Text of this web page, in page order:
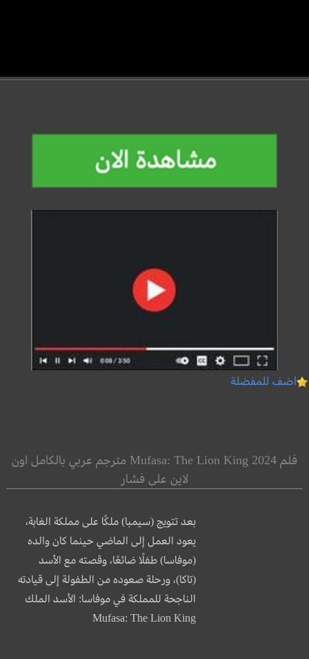
اضف للمفضلة
فلم Mufasa: The Lion King 2024 مترجم عربي بالكامل اون
لاين على فشار
بعد تتويج (سيمبا) ملكًا على مملكة الغابة،
يعود العمل إلى الماضي حينما كان والده
(موفاسا) طفلًا ضائعًا، وقصته مع الأسد
(تاكا)، ورحلة صعوده من الطفولة إلى قيادته
الناجحة للمملكة في موفاسا: الأسد الملك
Mufasa: The Lion King